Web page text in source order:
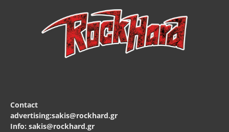
Contact
advertising:sakis@rockhard.gr
Info: sakis@rockhard.gr